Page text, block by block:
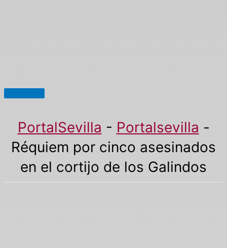
Menú
PortalSevilla - Portalsevilla -
Réquiem por cinco asesinados
en el cortijo de los Galindos